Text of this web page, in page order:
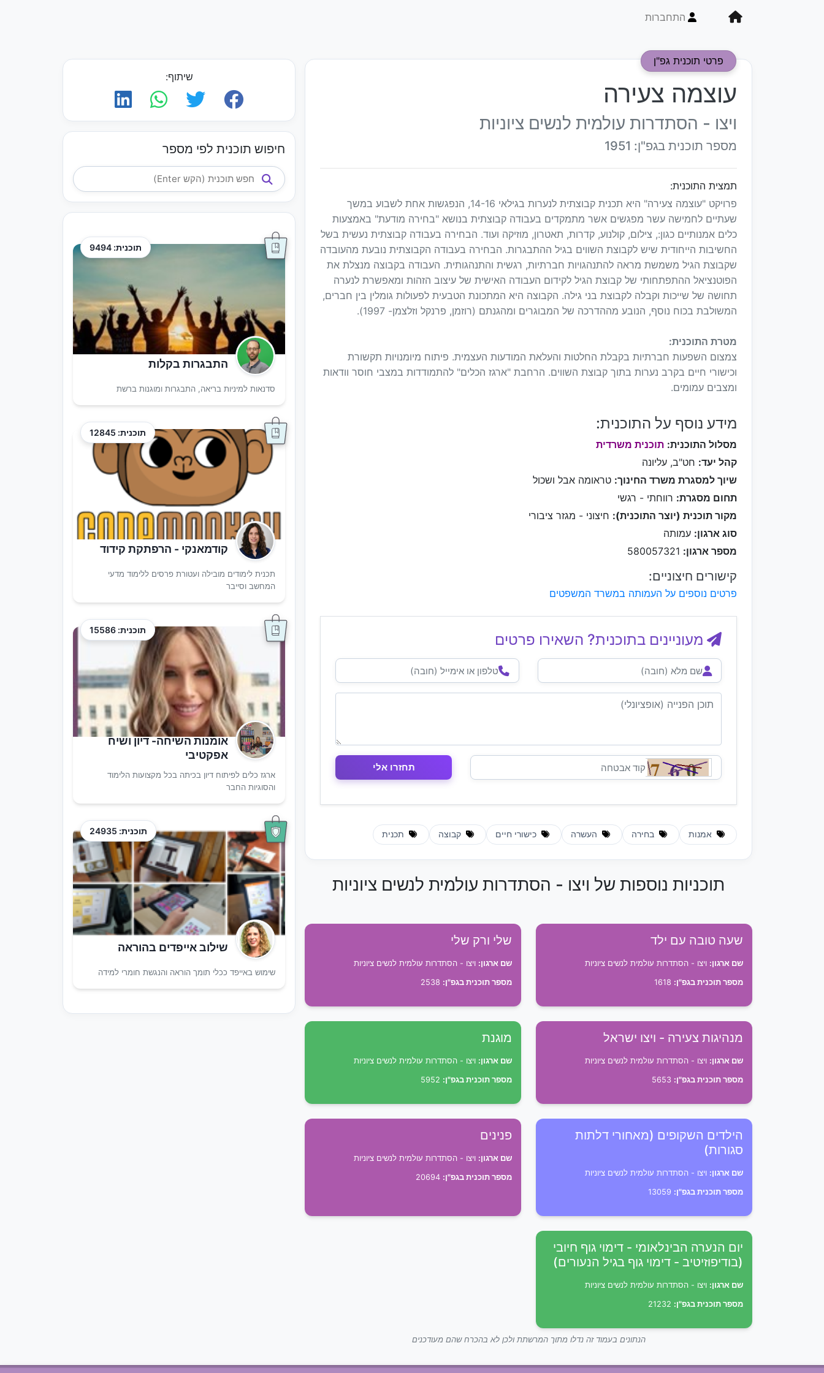
התחברות
פרטי תוכנית גפ"ן
עוצמה צעירה
ויצו - הסתדרות עולמית לנשים ציוניות
מספר תוכנית בגפ"ן: 1951
תמצית התוכנית:
פרויקט "עוצמה צעירה" היא תכנית קבוצתית לנערות בגילאי 14-16, הנפגשות אחת לשבוע במשך
שעתיים לחמישה עשר מפגשים אשר מתמקדים בעבודה קבוצתית בנושא "בחירה מודעת" באמצעות
כלים אמנותיים כגון:, צילום, קולנוע, קדרות, תאטרון, מוזיקה ועוד. הבחירה בעבודה קבוצתית נעשית בשל
החשיבות הייחודית שיש לקבוצת השווים בגיל ההתבגרות. הבחירה בעבודה הקבוצתית נובעת מהעובדה
שקבוצת הגיל משמשת מראה להתנהגויות חברתיות, רגשית והתנהגותית. העבודה בקבוצה מנצלת את
הפוטנציאל ההתפתחותי של קבוצת הגיל לקידום העבודה האישית של עיצוב הזהות ומאפשרת לנערה
תחושה של שייכות וקבלה לקבוצת בני גילה. הקבוצה היא המתכונת הטבעית לפעולות גומלין בין חברים,
המשולבת בכוח נוסף, הנובע מההדרכה של המבוגרים ומהגנתם (רוזמן, פרנקל וזלצמן- 1997).
מטרת התוכנית:
צמצום השפעות חברתיות בקבלת החלטות והעלאת המודעות העצמית. פיתוח מיומנויות תקשורת
וכישורי חיים בקרב נערות בתוך קבוצת השווים. הרחבת "ארגז הכלים" להתמודדות במצבי חוסר וודאות
ומצבים עמומים.
מידע נוסף על התוכנית:
מסלול התוכנית: תוכנית משרדית
קהל יעד: חט"ב, עליונה
שיוך למסגרת משרד החינוך: טראומה אבל ושכול
תחום מסגרת: רווחתי - רגשי
מקור תוכנית (יוצר התוכנית): חיצוני - מגזר ציבורי
סוג ארגון: עמותה
מספר ארגון:
קישורים חיצוניים:
פרטים נוספים על העמותה במשרד המשפטים
מעוניינים בתוכנית? השאירו פרטים
אמנות בחירה העשרה כישורי חיים קבוצה תכנית
תוכניות נוספות של ויצו - הסתדרות עולמית לנשים ציוניות
שעה טובה עם ילד
שם ארגון: ויצו - הסתדרות עולמית לנשים ציוניות
מספר תוכנית בגפ"ן:
שלי ורק שלי
שם ארגון: ויצו - הסתדרות עולמית לנשים ציוניות
מספר תוכנית בגפ"ן:
מנהיגות צעירה - ויצו ישראל
שם ארגון: ויצו - הסתדרות עולמית לנשים ציוניות
מספר תוכנית בגפ"ן:
מוגנת
שם ארגון: ויצו - הסתדרות עולמית לנשים ציוניות
מספר תוכנית בגפ"ן:
הילדים השקופים (מאחורי דלתות
סגורות)
שם ארגון: ויצו - הסתדרות עולמית לנשים ציוניות
מספר תוכנית בגפ"ן:
פנינים
שם ארגון: ויצו - הסתדרות עולמית לנשים ציוניות
מספר תוכנית בגפ"ן:
יום הנערה הבינלאומי - דימוי גוף חיובי
(בודיפוזיטיב - דימוי גוף בגיל הנעורים)
שם ארגון: ויצו - הסתדרות עולמית לנשים ציוניות
מספר תוכנית בגפ"ן:
הנתונים בעמוד זה נדלו מתוך המרשתת ולכן לא בהכרח שהם מעודכנים
שיתוף:
חיפוש תוכנית לפי מספר
תוכנית: 9494
התבגרות בקלות
סדנאות למיניות בריאה, התבגרות ומוגנות ברשת
תוכנית: 12845
קודמאנקי - הרפתקת קידוד
תכנית לימודים מובילה ועטורת פרסים ללימוד מדעי
המחשב וסייבר
תוכנית: 15586
אומנות השיחה- דיון ושיח
אפקטיבי
ארגז כלים לפיתוח דיון בכיתה בכל מקצועות הלימוד
והסוגיות החבר
תוכנית: 24935
שילוב אייפדים בהוראה
שימוש באייפד ככלי תומך הוראה והנגשת חומרי למידה